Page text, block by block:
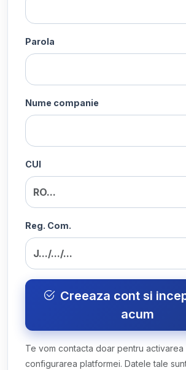
Parola
Nume companie
CUI
Reg. Com.
Creeaza cont si
acum
Te vom contacta doar pentru activarea
configurarea platformei. Datele tale